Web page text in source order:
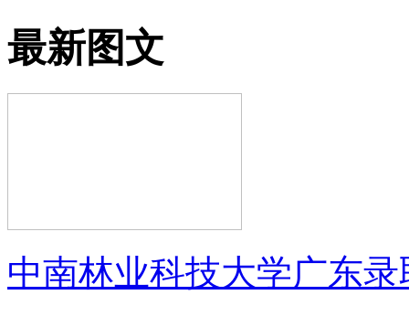
最新图文
中南林业科技大学广东录